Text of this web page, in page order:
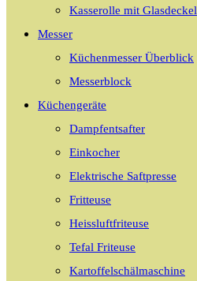
Kasserolle mit Glasdeckel
Messer
Küchenmesser Überblick
Messerblock
Küchengeräte
Dampfentsafter
Einkocher
Elektrische Saftpresse
Fritteuse
Heissluftfriteuse
Tefal Friteuse
Kartoffelschälmaschine